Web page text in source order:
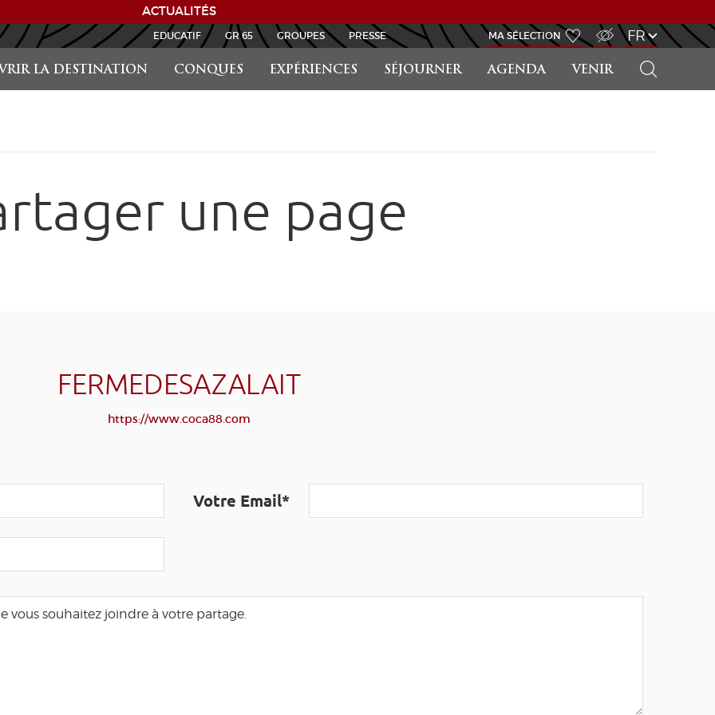
ACTUALITÉS
LA DESTINATION CONQUES EXPÉRIENCES SÉJOURNER AGENDA VENIR
EDUCATIF GR 65 GROUPES PRESSE MA SÉLECTION FR
une page
FERMEDESAZALAIT
https://www.coca88.com
Votre Email*